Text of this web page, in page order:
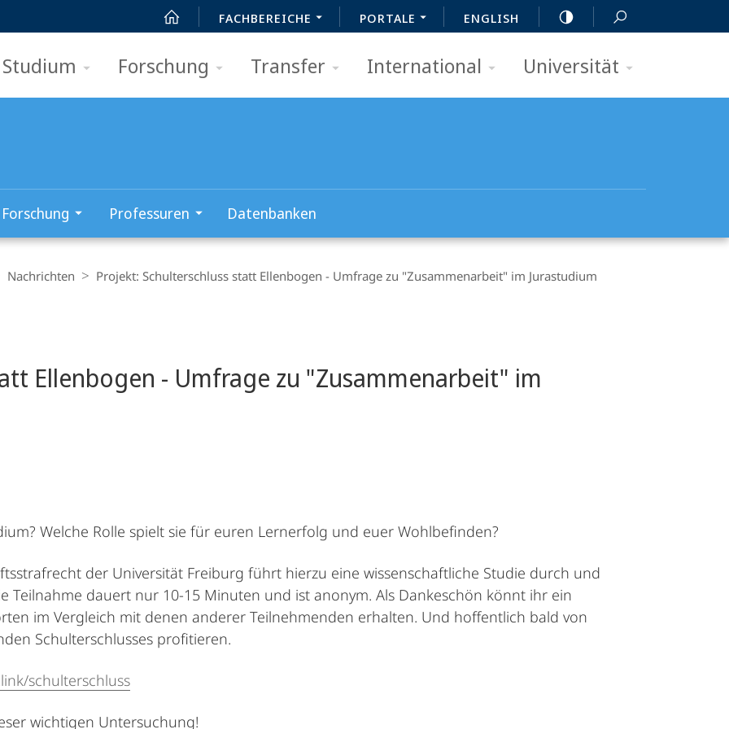
FACHBEREICHE PORTALE ENGLISH
Studium Forschung Transfer International Universität
Forschung Professuren Datenbanken
Nachrichten Projekt: Schulterschluss statt Ellenbogen - Umfrage zu "Zusammenarbeit" im Jurastudium
Ellenbogen - Umfrage zu "Zusammenarbeit" im
Welche Rolle spielt sie für euren Lernerfolg und euer Wohlbefinden?
der Universität Freiburg führt hierzu eine wissenschaftliche Studie durch und
Teilnahme dauert nur 10-15 Minuten und ist anonym. Als Dankeschön könnt ihr ein
im Vergleich mit denen anderer Teilnehmenden erhalten. Und hoffentlich bald von
Schulterschlusses profitieren.
schulterschluss
wichtigen Untersuchung!